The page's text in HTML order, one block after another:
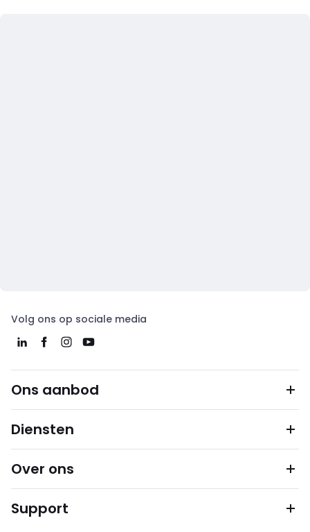
Volg ons op sociale media
Ons aanbod
Diensten
Over ons
Support